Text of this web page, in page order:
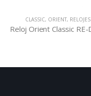
CLASSIC, ORIENT, RELOJES